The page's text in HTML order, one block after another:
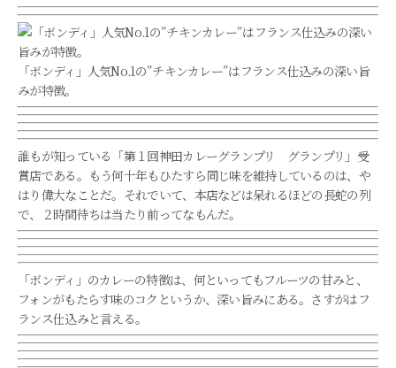
「ボンディ」人気No.1の”チキンカレー”はフランス仕込みの深い旨
みが特徴。
誰もが知っている「第１回神田カレーグランプリ グランプリ」受
賞店である。もう何十年もひたすら同じ味を維持しているのは、や
はり偉大なことだ。それでいて、本店などは呆れるほどの長蛇の列
で、２時間待ちは当たり前ってなもんだ。
「ボンディ」のカレーの特徴は、何といってもフルーツの甘みと、
フォンがもたらす味のコクというか、深い旨みにある。さすがはフ
ランス仕込みと言える。